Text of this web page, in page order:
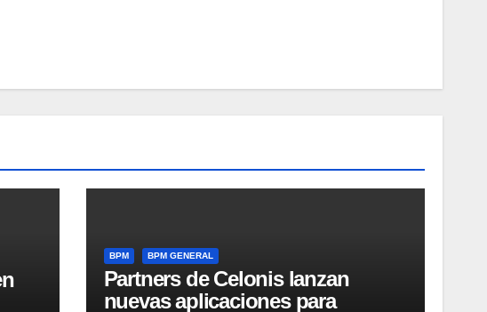
BPM BPM GENERAL
Partners de Celonis lanzan
nuevas aplicaciones para